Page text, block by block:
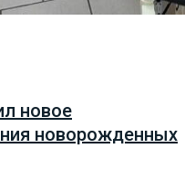
новое
новорожденных